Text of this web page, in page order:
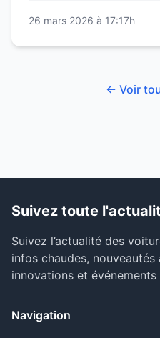
26 mars 2026 à 17:17h
← Voir
Suivez toute
Suivez l’actualité des
infos chaudes, nouveautés
innovations et
Navigation